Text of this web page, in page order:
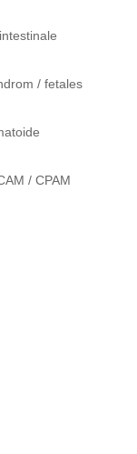
/ fetales
/ CPAM